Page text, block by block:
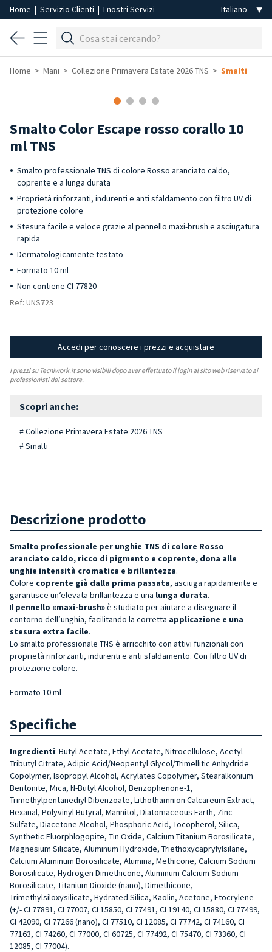
Home | Servizio Clienti | I nostri Servizi
Home Mani Collezione Primavera Estate 2026 TNS Smalti
Smalto Color Escape rosso corallo 10
ml TNS
Smalto professionale TNS di colore Rosso aranciato caldo,
coprente e a lunga durata
Proprietà rinforzanti, indurenti e anti sfaldamento con filtro UV di
protezione colore
Stesura facile e veloce grazie al pennello maxi-brush e asciugatura
rapida
Dermatologicamente testato
Formato 10 ml
Non contiene CI 77820
Ref: UNS723
Accedi per conoscere i prezzi e acquistare
I prezzi su Tecniwork.it sono visibili dopo aver effettuato il login al sito web riservato ai
professionisti del settore.
Scopri anche:
# Collezione Primavera Estate 2026 TNS
# Smalti
Descrizione prodotto
Smalto professionale per unghie TNS di colore Rosso
aranciato caldo, ricco di pigmento e coprente, dona alle
unghie intensità cromatica e brillantezza.
Colore coprente già dalla prima passata, asciuga rapidamente e
garantisce un’elevata brillantezza e una lunga durata.
Il pennello «maxi-brush»è studiato per aiutare a disegnare il
contorno dell’unghia, facilitando la corretta applicazione e una
stesura extra facile.
Lo smalto professionale TNS è arricchito con attivi funzionali con
proprietà rinforzanti, indurenti e anti sfaldamento. Con filtro UV di
protezione colore.
Formato 10 ml
Specifiche
Ingredienti: Butyl Acetate, Ethyl Acetate, Nitrocellulose, Acetyl
Tributyl Citrate, Adipic Acid/Neopentyl Glycol/Trimellitic Anhydride
Copolymer, Isopropyl Alcohol, Acrylates Copolymer, Stearalkonium
Bentonite, Mica, N-Butyl Alcohol, Benzophenone-1,
Trimethylpentanediyl Dibenzoate, Lithothamnion Calcareum Extract,
Hexanal, Polyvinyl Butyral, Mannitol, Diatomaceous Earth, Zinc
Sulfate, Diacetone Alcohol, Phosphoric Acid, Tocopherol, Silica,
Synthetic Fluorphlogopite, Tin Oxide, Calcium Titanium Borosilicate,
Magnesium Silicate, Aluminum Hydroxide, Triethoxycaprylylsilane,
Calcium Aluminum Borosilicate, Alumina, Methicone, Calcium Sodium
Borosilicate, Hydrogen Dimethicone, Aluminum Calcium Sodium
Borosilicate, Titanium Dioxide (nano), Dimethicone,
Trimethylsiloxysilicate, Hydrated Silica, Kaolin, Acetone, Etocrylene
(+/- CI 77891, CI 77007, CI 15850, CI 77491, CI 19140, CI 15880, CI 77499,
CI 42090, CI 77266 (nano), CI 77510, CI 12085, CI 77742, CI 74160, CI
77163, CI 74260, CI 77000, CI 60725, CI 77492, CI 75470, CI 73360, CI
12085, CI 77004).